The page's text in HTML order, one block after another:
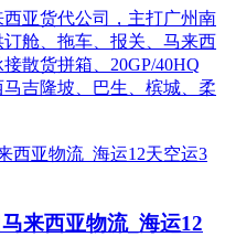
亚货代公司，主打广州南
舱、拖车、报关、马来西
散货拼箱、20GP/40HQ
吉隆坡、巴生、槟城、柔
来西亚物流_海运12